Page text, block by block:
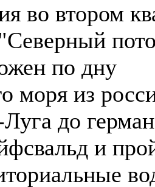
во втором
по дну
моря из
до
и